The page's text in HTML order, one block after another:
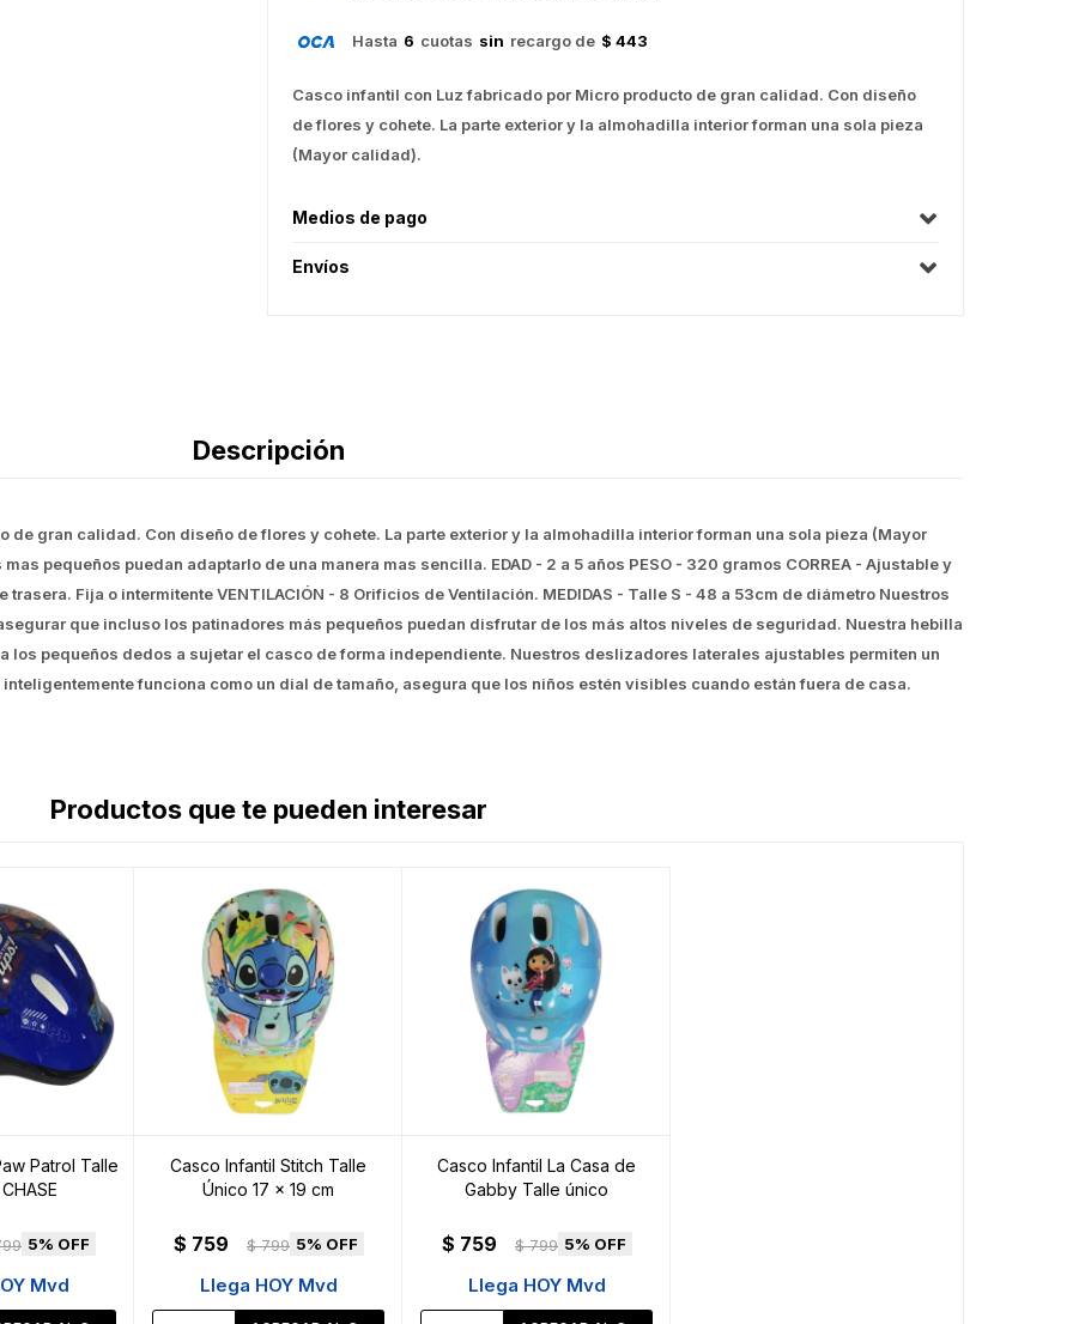
Hasta 6 cuotas sin recargo de $ 443
Casco infantil con Luz fabricado por Micro producto de gran calidad. Con diseño
de flores y cohete. La parte exterior y la almohadilla interior forman una sola pieza
(Mayor calidad).
Medios de pago
Envíos
Descripción
gran calidad. Con diseño de flores y cohete. La parte exterior y la almohadilla interior forman una sola pieza (Mayor
pequeños puedan adaptarlo de una manera mas sencilla. EDAD - 2 a 5 años PESO - 320 gramos CORREA - Ajustable y
trasera. Fija o intermitente VENTILACIÓN - 8 Orificios de Ventilación. MEDIDAS - Talle S - 48 a 53cm de diámetro Nuestros
que incluso los patinadores más pequeños puedan disfrutar de los más altos niveles de seguridad. Nuestra hebilla
pequeños dedos a sujetar el casco de forma independiente. Nuestros deslizadores laterales ajustables permiten un
funciona como un dial de tamaño, asegura que los niños estén visibles cuando están fuera de casa.
Productos que te pueden interesar
Patrol Talle
5
Mvd
Casco Infantil Stitch Talle
Único 17 x 19 cm
$ 759 $ 799 5
Llega HOY Mvd
Casco Infantil La Casa de
Gabby Talle único
$ 759 $ 799 5
Llega HOY Mvd